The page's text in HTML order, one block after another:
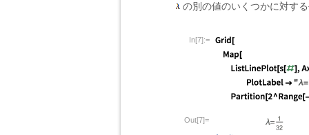
の別の値のいくつかに対す
In[7]:=
Out[7]=